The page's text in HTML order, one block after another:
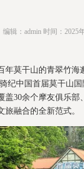
编辑：admin 时间：2025
年莫干山的青翠竹海
骑纪中国首届莫干山
盖30余个摩友俱乐部
旅融合的全新范式。